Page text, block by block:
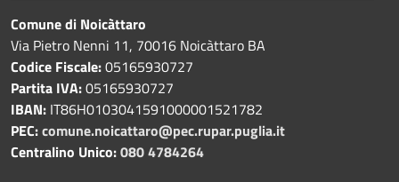
Comune di Noicàttaro
Via Pietro Nenni 11, 70016 Noicàttaro BA
Codice Fiscale:05165930727
Partita IVA:05165930727
IBAN: IT86H0103041591000001521782
PEC:comune.noicattaro@pec.rupar.puglia.it
Centralino Unico:080 4784264